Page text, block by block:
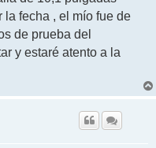
fecha , el mío fue de
de prueba del
y estaré atento a la